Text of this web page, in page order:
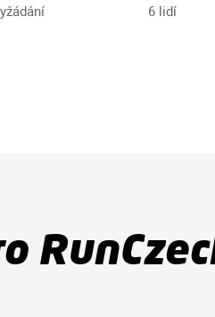
6 lidí